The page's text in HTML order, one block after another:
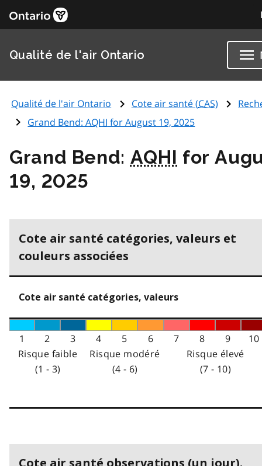
Qualité de l'air Ontario
Qualité de l'air Ontario Cote air santé (CAS)
Grand Bend:AQHI for August 19, 2025
Grand Bend: AQHI for
19, 2025
Cote air santé catégories, valeurs et
couleurs associées
Cote air santé catégories, valeurs
1 2 3 4 5 6 7 8 9
10
Risque faible
(1 - 3)
Risque modéré
(4 - 6)
Risque élevé
(7 - 10)
Cote air santé observations (un jour).